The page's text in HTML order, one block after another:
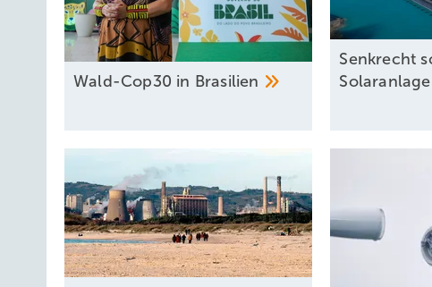
Wald-Cop30 in Brasilien
Senkrecht
Solaranlage